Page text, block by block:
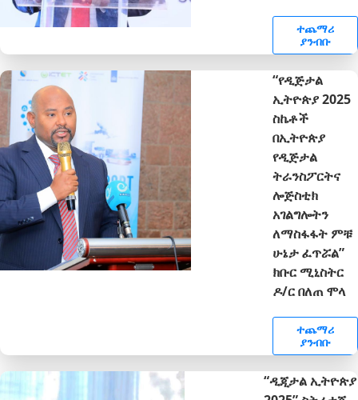
ተጨማሪ
ያንብቡ
“የዲጅታል
ኢትዮጵያ 2025
ስኬቶች
በኢትዮጵያ
የዲጅታል
ትራንስፖርትና
ሎጅስቲክ
አገልግሎትን
ለማስፋፋት ምቹ
ሁኔታ ፈጥሯል”
ክቡር ሚኒስትር
ዶ/ር በለጠ ሞላ
ተጨማሪ
ያንብቡ
“ዲጂታል ኢትዮጵያ